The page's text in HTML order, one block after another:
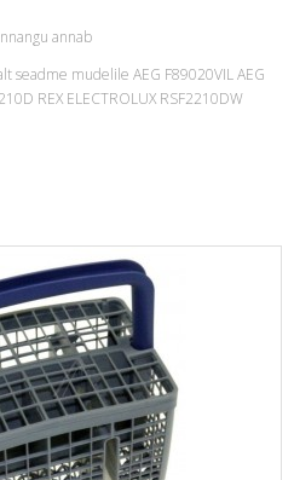
annab
seadme mudelile AEG F89020VIL AEG
REX ELECTROLUX RSF2210DW